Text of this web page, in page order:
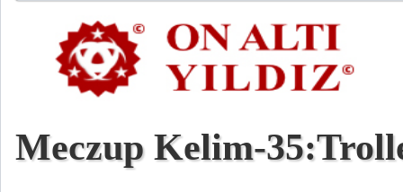
Meczup Kelim-